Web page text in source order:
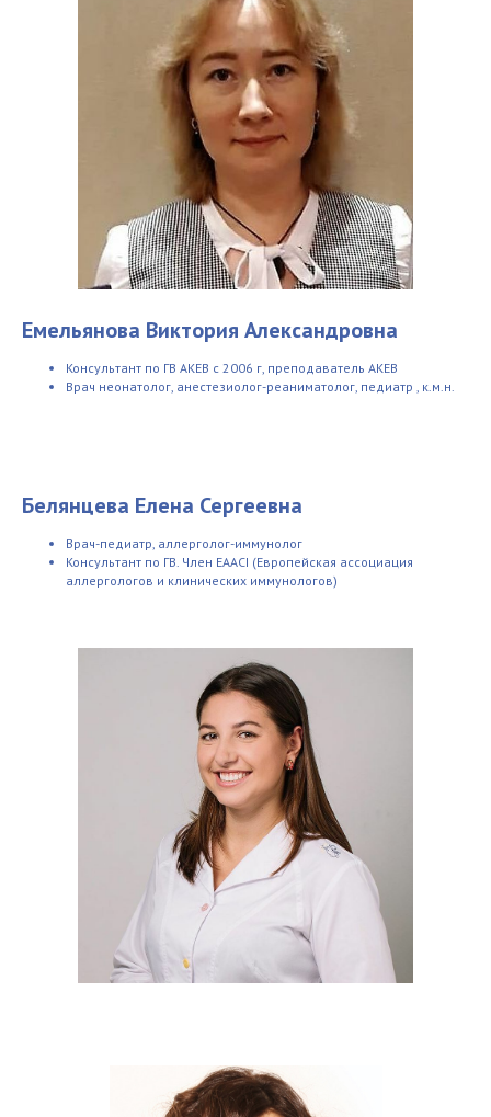
Емельянова Виктория Александровна
Консультант по ГВ АКЕВ с 2006 г, преподаватель АКЕВ
Врач неонатолог, анестезиолог-реаниматолог, педиатр , к.м.н.
Белянцева Елена Сергеевна
Врач-педиатр, аллерголог-иммунолог
Консультант по ГВ. Член EAACI (Европейская ассоциация
аллергологов и клинических иммунологов)